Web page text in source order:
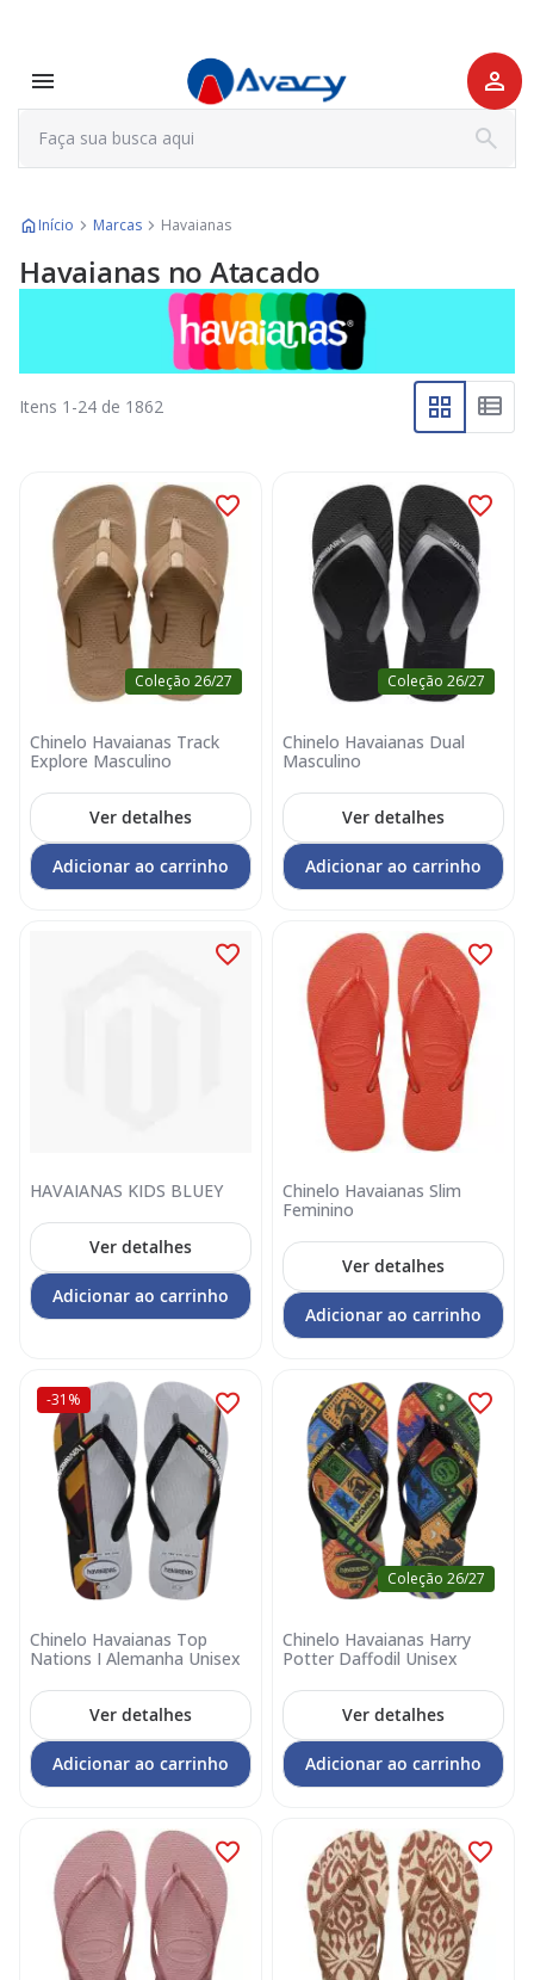
Início Marcas Havaianas
Havaianas no Atacado
Itens 1 -24 de 1862
Coleção 26/27
Chinelo Havaianas Track
Explore Masculino
Ver detalhes
Adicionar ao carrinho
Coleção 26/27
Chinelo Havaianas Dual
Masculino
Ver detalhes
Adicionar ao carrinho
HAVAIANAS KIDS BLUEY
Ver detalhes
Adicionar ao carrinho
Chinelo Havaianas Slim
Feminino
Ver detalhes
Adicionar ao carrinho
-31%
Chinelo Havaianas Top
Nations I Alemanha Unisex
Ver detalhes
Adicionar ao carrinho
Coleção 26/27
Chinelo Havaianas Harry
Potter Daffodil Unisex
Ver detalhes
Adicionar ao carrinho